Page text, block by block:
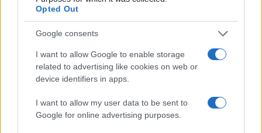
Opted Out
Google consents
I want to allow Google to enable storage
related to advertising like cookies on web or
device identifiers in apps.
I want to allow my user data to be sent to
Google for online advertising purposes.
El Hyundai ix35 es el SUV con
1 marzo, 2020